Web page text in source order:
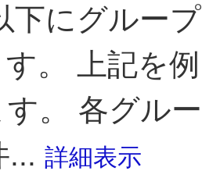
下にグルー
。 上記を
。 各グル
... 詳細表示